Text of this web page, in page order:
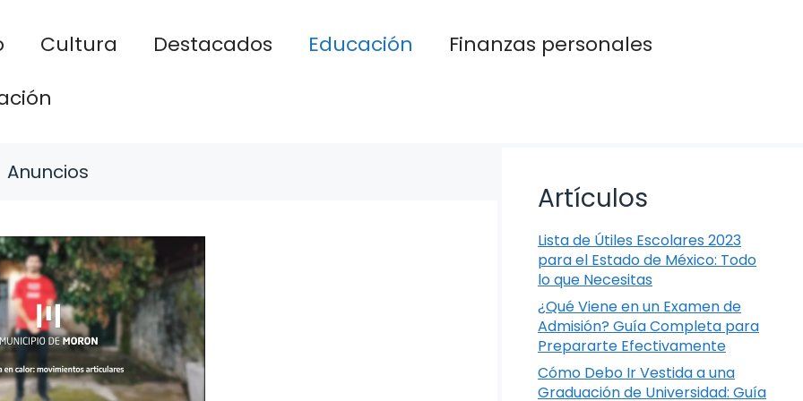
Cultura Destacados Educación
Finanzas personales
Anuncios
Artículos
Lista de Útiles Escolares 2023
para el Estado de México: Todo
lo que Necesitas
¿Qué Viene en un Examen de
Admisión? Guía Completa para
Prepararte Efectivamente
Cómo Debo Ir Vestida a una
Graduación de Universidad: Guía